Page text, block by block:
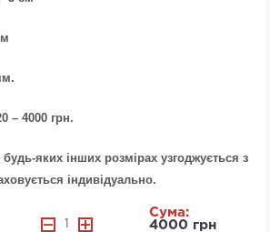
– 4000 грн.
яких інших розмірах узгоджується з
індивідуально.
Сума:
4000 грн